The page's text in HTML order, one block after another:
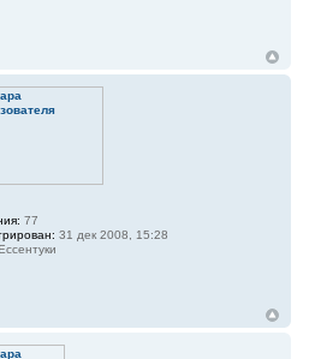
77
31 дек 2008, 15:28
Ессентуки